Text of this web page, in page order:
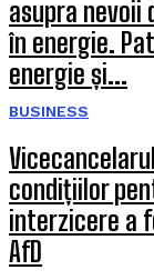
asupra
în energie.
energie și...
BUSINESS
condițiilor
interzicere a
AfD